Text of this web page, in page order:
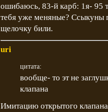
ошибаюсь, 83-й карб: 1я- 95
тебя уже меняные? Ссыкуны
щелочку били.
uri
цитата:
вообще- то эт не
клапана
Имитацию открытого